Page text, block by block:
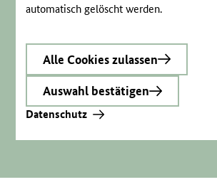
automatisch gelöscht werden.
Alle Cookies zulassen
Auswahl bestätigen
Datenschutz